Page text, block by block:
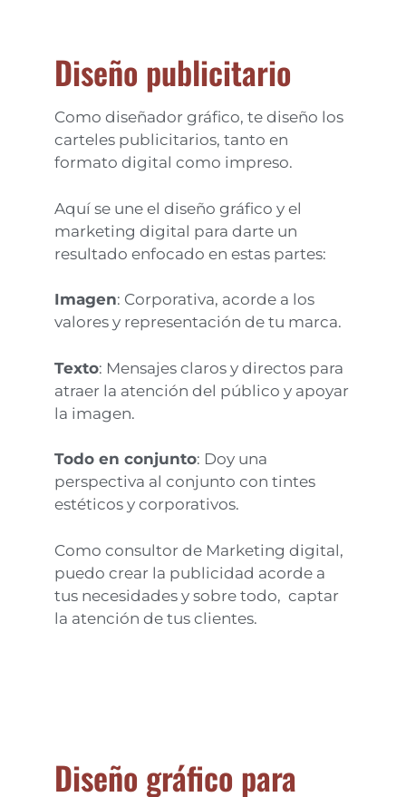
Diseño publicitario
Como diseñador gráfico, te diseño los
carteles publicitarios, tanto en
formato digital como impreso.
Aquí se une el diseño gráfico y el
marketing digital para darte un
resultado enfocado en estas partes:
Imagen: Corporativa, acorde a los
valores y representación de tu marca.
Texto: Mensajes claros y directos para
atraer la atención del público y apoyar
la imagen.
Todo en conjunto: Doy una
perspectiva al conjunto con tintes
estéticos y corporativos.
Como consultor de Marketing digital,
puedo crear la publicidad acorde a
tus necesidades y sobre todo, captar
la atención de tus clientes.
Diseño gráfico para